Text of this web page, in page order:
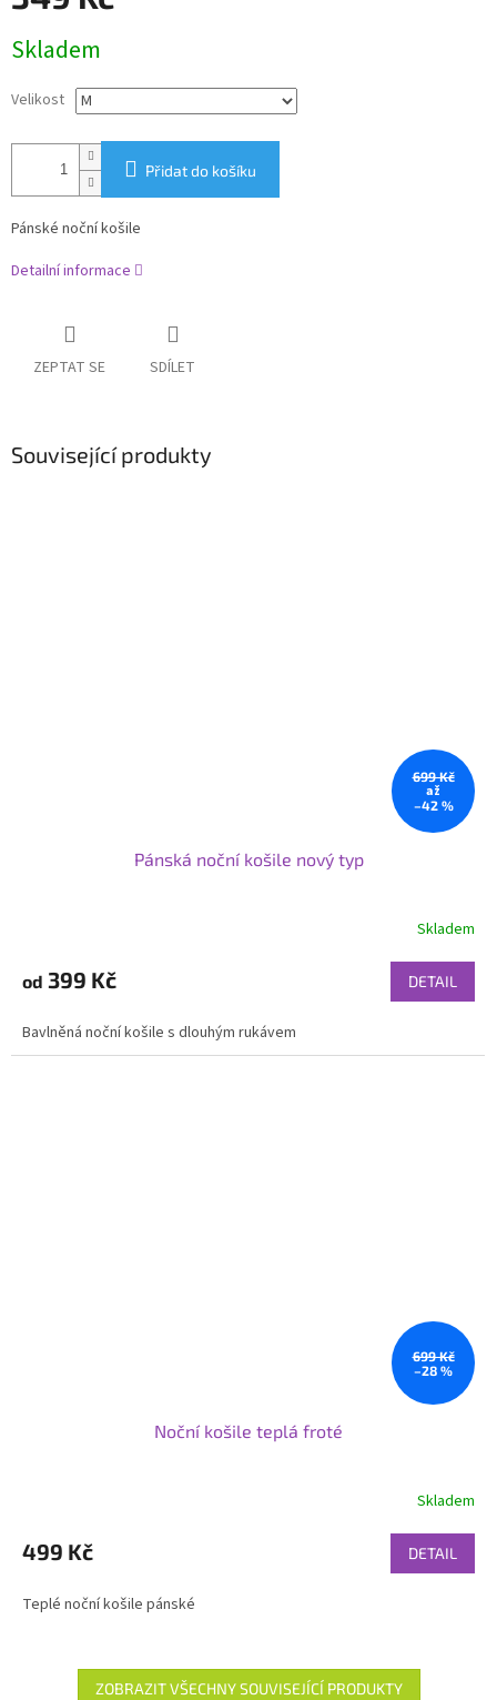
cena:
Skladem
Velikost
Přidat do košíku
Pánské noční košile
Detailní informace
ZEPTAT SE SDÍLET
Související produkty
699 Kč
až
–42 %
Pánská noční košile nový typ
Skladem
od 399 Kč DETAIL
Bavlněná noční košile s dlouhým rukávem
699 Kč
–28 %
Noční košile teplá froté
Skladem
499 Kč DETAIL
Teplé noční košile pánské
ZOBRAZIT VŠECHNY SOUVISEJÍCÍ PRODUKTY